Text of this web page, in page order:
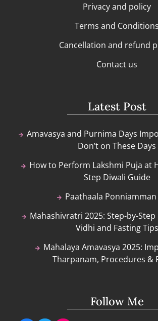
Privacy and policy
Terms and Conditions
Cancellation and refund
Contact us
Latest Post
Amavasya and Purnima Days
Don’t on These Days
How to Perform Lakshmi Puja at
Step Diwali Guide
Paathaala Ponniamman
Mahashivratri 2025: Step-by-
Vidhi and Fasting Tips
Mahalaya Amavasya 2025:
Tharpanam, Procedures &
Follow Me